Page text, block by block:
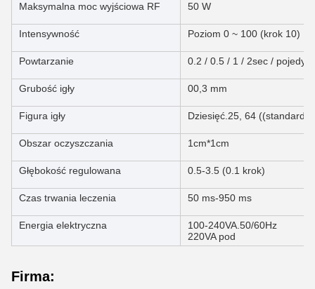
Maksymalna moc wyjściowa RF 50 W
Intensywność Poziom 0 ~ 100 (krok 10)
Powtarzanie 0.2 / 0.5 / 1 / 2sec /
Grubość igły 00,3 mm
Figura igły Dziesięć.25, 64
Obszar oczyszczania 1cm*1cm
Głębokość regulowana 0.5-3.5 (0.1 krok)
Czas trwania leczenia 50 ms-950 ms
Energia elektryczna
100-240VA.50/60Hz
220VA pod
Firma: